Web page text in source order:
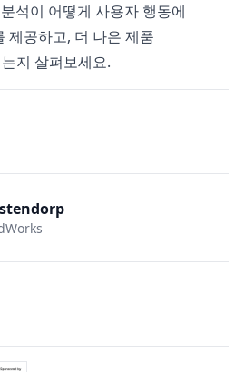
석이 어떻게 사용자 행동에
제공하고, 더 나은 제품
지 살펴보세요.